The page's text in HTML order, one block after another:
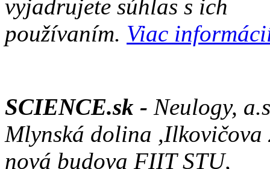
vyjadrujete súhlas s ich
používaním. Viac
SCIENCE.sk - Neulogy,
Mlynská dolina ,Ilkovičova
nová budova FIIT STU,